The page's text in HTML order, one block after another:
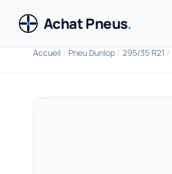
Achat Pneus.
Accueil / Pneu Dunlop / 295/35 R21 /